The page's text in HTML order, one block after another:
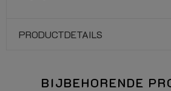
PRODUCTDETAILS
BIJBEHORENDE